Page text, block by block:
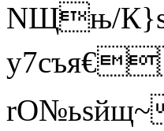
NЩњ/
rO№ьsйщ~